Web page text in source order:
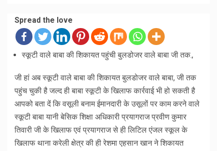
Spread the love
स्कूटी वाले बाबा की शिकायत पहुंची बुलडोजर वाले बाबा जी तक.,
जी हां अब स्कूटी वाले बाबा की शिकायत बुलडोजर वाले बाबा, जी तक
पहुंच चुकी है जल्द ही बाबा स्कूटी के खिलाफ कार्रवाई भी हो सकती है
आपको बता दें कि वसूली बनाम ईमानदारी के उसूलों पर काम करने वाले
स्कूटी बाबा यानी बेसिक शिक्षा अधिकारी प्रयागराज प्रवीण कुमार
तिवारी जी के खिलाफ एवं प्रयागराज से ही लिटिल एंजल स्कूल के
खिलाफ थाना करेली क्षेत्र की ही रेशमा एहसान खान ने शिकायत